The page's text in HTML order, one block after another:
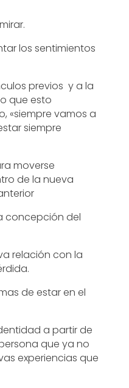
los sentimientos
previos y a la
que esto
«siempre vamos a
siempre
moverse
de la nueva
concepción del
relación con la
de estar en el
a partir de
que ya no
experiencias que